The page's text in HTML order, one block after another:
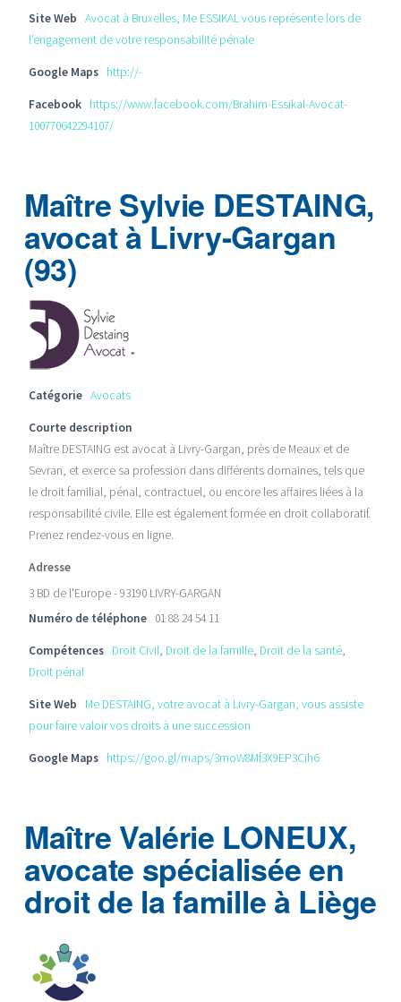
Site Web Avocat à Bruxelles, Me ESSIKAL vous représente lors de
l’engagement de votre responsabilité pénale
Google Maps http://-
Facebook https://www.facebook.com/Brahim-Essikal-Avocat-
100770642294107/
Maître Sylvie DESTAING,
avocat à Livry-Gargan
(93)
Catégorie Avocats
Courte description
Maître DESTAING est avocat à Livry-Gargan, près de Meaux et de
Sevran, et exerce sa profession dans différents domaines, tels que
le droit familial, pénal, contractuel, ou encore les affaires liées à la
responsabilité civile. Elle est également formée en droit collaboratif.
Prenez rendez-vous en ligne.
Adresse
3 BD de l'Europe - 93190 LIVRY-GARGAN
Numéro de téléphone 01 88 24 54 11
Compétences Droit Civil, Droit de la famille, Droit de la santé,
Droit pénal
Site Web
Me DESTAING, votre avocat à Livry-Gargan, vous assiste
pour faire valoir vos droits à une succession
Google Maps https://goo.gl/maps/3moW8Mf3X9EP3Cih6
Maître Valérie LONEUX,
avocate spécialisée en
droit de la famille à Liège